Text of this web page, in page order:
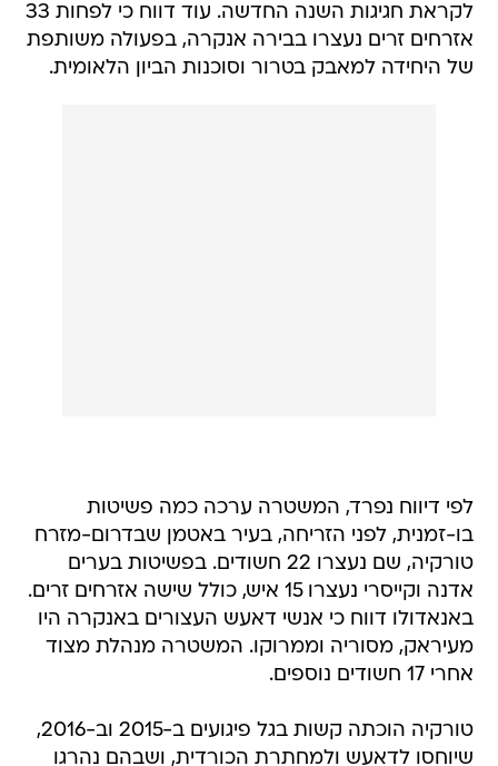
לקראת חגיגות השנה החדשה. עוד דווח כי לפחות 33
אזרחים זרים נעצרו בבירה אנקרה, בפעולה משותפת
של היחידה למאבק בטרור וסוכנות הביון הלאומית.
לפי דיווח נפרד, המשטרה ערכה כמה פשיטות
בו-זמנית, לפני הזריחה, בעיר באטמן שבדרום-מזרח
טורקיה, שם נעצרו 22 חשודים. בפשיטות בערים
אדנה וקייסרי נעצרו 15 איש, כולל שישה אזרחים זרים.
באנאדולו דווח כי אנשי דאעש העצורים באנקרה היו
מעיראק, מסוריה וממרוקו. המשטרה מנהלת מצוד
אחרי 17 חשודים נוספים.
טורקיה הוכתה קשות בגל פיגועים ב-2015 וב-2016,
שיוחסו לדאעש ולמחתרת הכורדית, ושבהם נהרגו